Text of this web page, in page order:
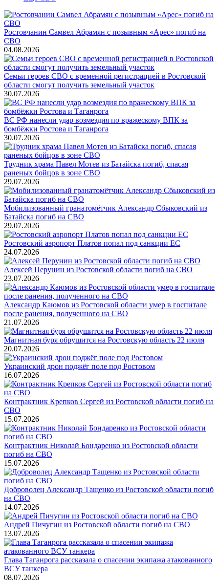
Ростовчанин Самвел Абрамян с позывным «Арес» погиб на
СВО
04.08.2026
Семьи героев СВО с временной регистрацией в Ростовской
области смогут получить земельный участок
30.07.2026
ВС РФ нанесли удар возмездия по вражескому ВПК за
бомбёжки Ростова и Таганрога
30.07.2026
Трудник храма Павел Мотев из Батайска погиб, спасая
раненых бойцов в зоне СВО
29.07.2026
Мобилизованный гранатомётчик Александр Сбыковский из
Батайска погиб на СВО
29.07.2026
Ростовский аэропорт Платов попал под санкции ЕС
24.07.2026
Алексей Перунин из Ростовской области погиб на СВО
23.07.2026
Александр Каюмов из Ростовской области умер в госпитале
после ранения, полученного на СВО
21.07.2026
Магнитная буря обрушится на Ростовскую область 22 июля
20.07.2026
Украинский дрон поджёг поле под Ростовом
16.07.2026
Контрактник Крепков Сергей из Ростовской области погиб на
СВО
15.07.2026
Контрактник Николай Бондаренко из Ростовской области
погиб на СВО
15.07.2026
Доброволец Александр Тащенко из Ростовской области погиб
на СВО
14.07.2026
Андрей Пичугин из Ростовской области погиб на СВО
13.07.2026
Глава Таганрога рассказала о спасении экипажа атакованного
ВСУ танкера
08.07.2026